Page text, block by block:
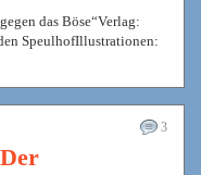
das Böse“Verlag:
SpeulhofIllustrationen:
3